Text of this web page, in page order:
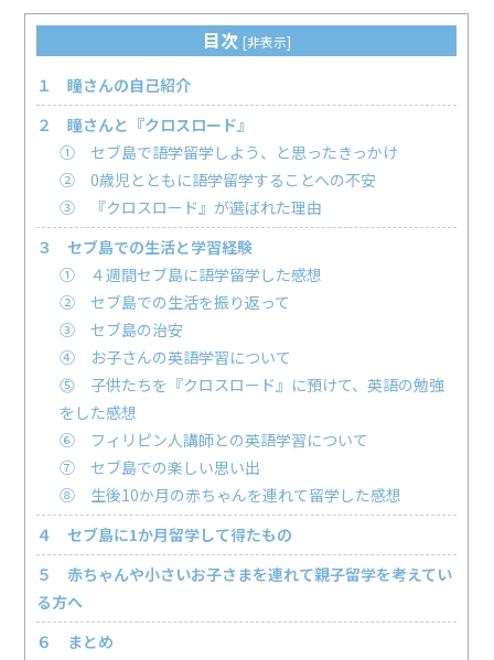
目次 [非表示]
１ 瞳さんの自己紹介
２ 瞳さんと『クロスロード』
① セブ島で語学留学しよう、と思ったきっかけ
② 0歳児とともに語学留学することへの不安
③ 『クロスロード』が選ばれた理由
３ セブ島での生活と学習経験
① ４週間セブ島に語学留学した感想
② セブ島での生活を振り返って
③ セブ島の治安
④ お子さんの英語学習について
⓹ 子供たちを『クロスロード』に預けて、英語の勉強
をした感想
⑥ フィリピン人講師との英語学習について
⑦ セブ島での楽しい思い出
⑧ 生後10か月の赤ちゃんを連れて留学した感想
４ セブ島に1か月留学して得たもの
５ 赤ちゃんや小さいお子さまを連れて親子留学を考えてい
る方へ
６ まとめ